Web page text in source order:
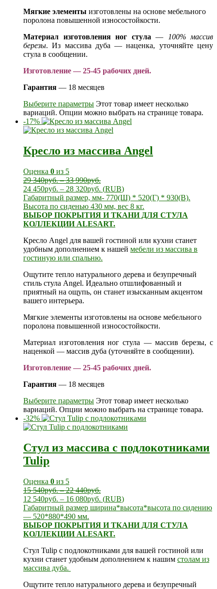
Мягкие элементы изготовлены на основе мебельного
поролона повышенной износостойкости.
Материал изготовления ног стула— 100% массив
березы. Из массива дуба — наценка, уточняйте цену
стула в сообщении.
Изготовление — 25-45 рабочих дней.
Гарантия — 18 месяцев
Выберите параметры Этот товар имеет несколько
вариаций. Опции можно выбрать на странице товара.
-17%
Кресло из массива Angel
Оценка 0 из 5
29 340руб.–33 990руб.
24 450руб. – 28 320руб. (RUB)
Габаритный размер, мм- 770(Ш) * 520(Г) * 930(В).
Высота по сиденью 430 мм, вес 8 кг.
ВЫБОР ПОКРЫТИЯ И ТКАНИ ДЛЯ СТУЛА
КОЛЛЕКЦИИ ALESART.
Кресло Angel для вашей гостиной или кухни станет
удобным дополнением к нашей мебели из массива в
гостиную или спальню.
Ощутите тепло натурального дерева и безупречный
стиль стула Angel. Идеально отшлифованный и
приятный на ощупь, он станет изысканным акцентом
вашего интерьера.
Мягкие элементы изготовлены на основе мебельного
поролона повышенной износостойкости.
Материал изготовления ног стула — массив березы, с
наценкой — массив дуба (уточняйте в сообщении).
Изготовление — 25-45 рабочих дней.
Гарантия — 18 месяцев
Выберите параметры Этот товар имеет несколько
вариаций. Опции можно выбрать на странице товара.
-32%
Стул из массива с подлокотниками
Tulip
Оценка 0 из 5
15 540руб.–22 440руб.
12 540руб. – 16 080руб. (RUB)
Габаритный размер ширина*высота*высота по сидению
— 520*880*490 мм.
ВЫБОР ПОКРЫТИЯ И ТКАНИ ДЛЯ СТУЛА
КОЛЛЕКЦИИ ALESART.
Стул Tulip с подлокотниками для вашей гостиной или
кухни станет удобным дополнением к нашим столам из
массива дуба.
Ощутите тепло натурального дерева и безупречный